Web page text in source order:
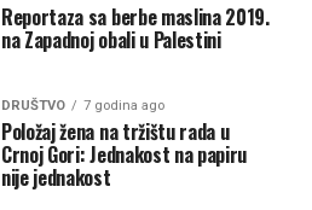
Reportaza sa berbe maslina 2019.
na Zapadnoj obali u Palestini
DRUŠTVO 7 godina ago
Položaj žena na tržištu rada u
Crnoj Gori: Jednakost na papiru
nije jednakost